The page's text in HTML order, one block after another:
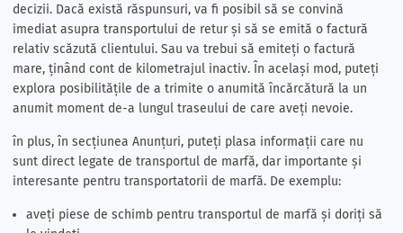
decizii. Dacă există răspunsuri, va fi posibil să se convină
imediat asupra transportului de retur și să se emită o factură
relativ scăzută clientului. Sau va trebui să emiteți o factură
mare, ținând cont de kilometrajul inactiv. În același mod, puteți
explora posibilitățile de a trimite o anumită încărcătură la un
anumit moment de-a lungul traseului de care aveți nevoie.
în plus, în secțiunea Anunțuri, puteți plasa informații care nu
sunt direct legate de transportul de marfă, dar importante și
interesante pentru transportatorii de marfă. De exemplu:
aveți piese de schimb pentru transportul de marfă și doriți să